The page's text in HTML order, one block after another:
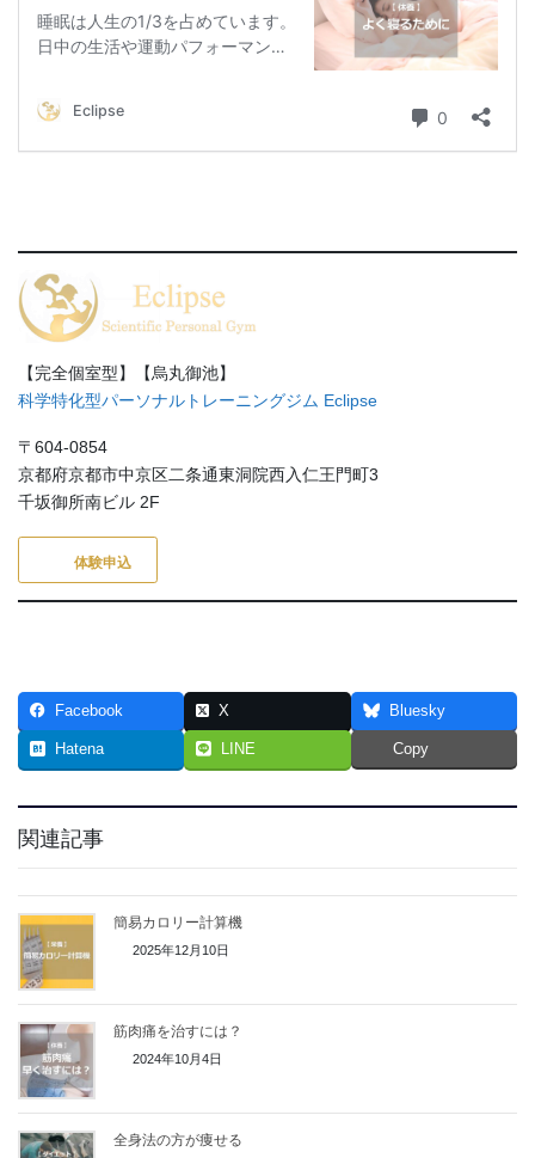
【完全個室型】【烏丸御池】
科学特化型パーソナルトレーニングジム Eclipse
〒604-0854
京都府京都市中京区二条通東洞院西入仁王門町3
千坂御所南ビル 2F
体験申込
Facebook X Bluesky
Hatena LINE Copy
関連記事
簡易カロリー計算機
2025年12月10日
筋肉痛を治すには？
2024年10月4日
全身法の方が痩せる